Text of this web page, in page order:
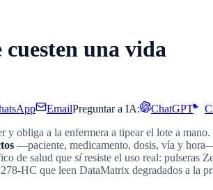
una vida
EmailPreguntar a IA: ChatGPT
obliga a la enfermera a tipear el lote a
—paciente, medicamento, dosis, vía y
de salud que síresiste el uso real: pulseras
HC que leen DataMatrix degradados a la